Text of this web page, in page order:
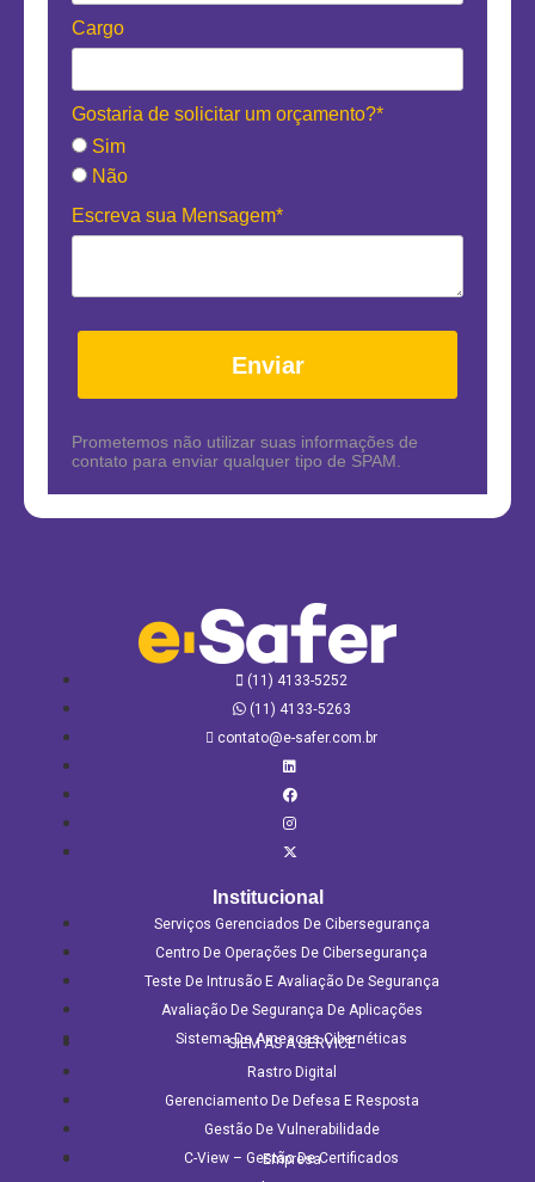
Cargo
Gostaria de solicitar um orçamento?*
Sim
Não
Escreva sua Mensagem*
Enviar
Prometemos não utilizar suas informações de
contato para enviar qualquer tipo de SPAM.
(11) 4133-5252
(11) 4133‑5263
contato@e-safer.com.br
Institucional
Serviços Gerenciados De Cibersegurança
Centro De Operações De Cibersegurança
Teste De Intrusão E Avaliação De Segurança
Avaliação De Segurança De Aplicações​
Sistema De Ameaças Cibernéticas
SIEM AS A SERVICE
Rastro Digital
Gerenciamento De Defesa E Resposta
Gestão De Vulnerabilidade
C-View – Gestão De Certificados
Empresa